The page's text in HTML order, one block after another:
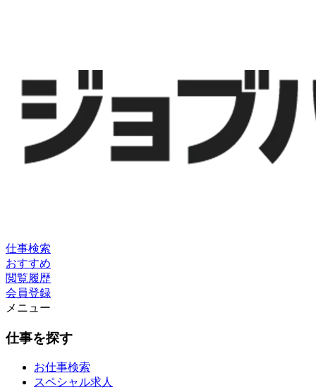
仕事検索
おすすめ
閲覧履歴
会員登録
メニュー
仕事を探す
お仕事検索
スペシャル求人